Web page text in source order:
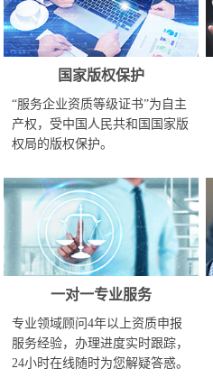
国家版权保护
“服务企业资质等级证书”为自主
产权，受中国人民共和国国家版
权局的版权保护。
一对一专业服务
专业领域顾问4年以上资质申报
服务经验，办理进度实时跟踪，
24小时在线随时为您解疑答惑。